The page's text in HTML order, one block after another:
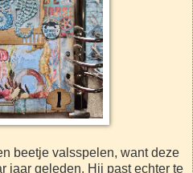
beetje valsspelen, want deze
jaar geleden. Hij past echter te